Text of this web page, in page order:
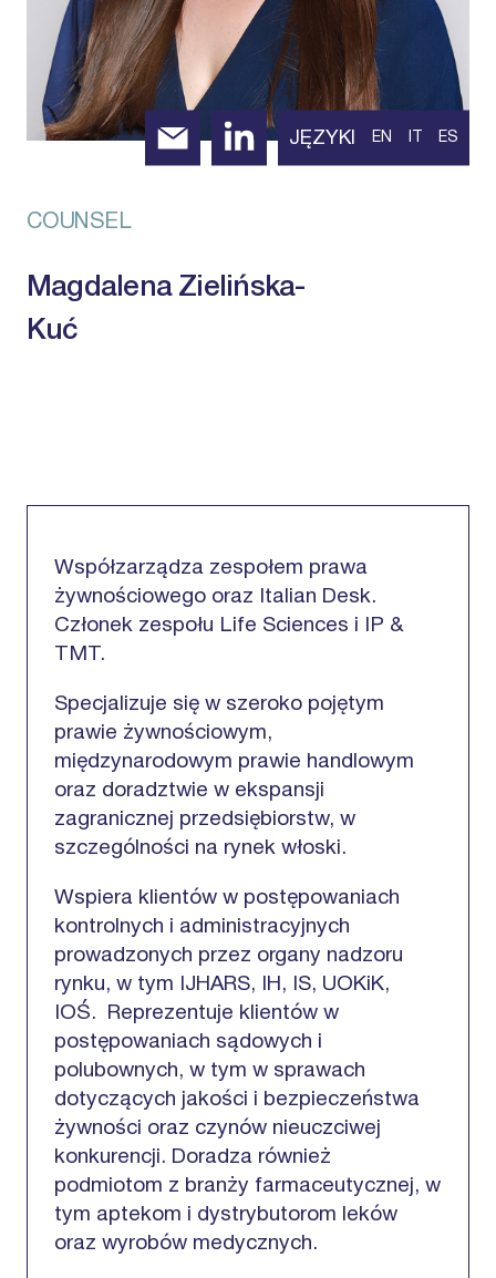
JĘZYKI EN ES
COUNSEL
Magdalena Zielińska-
Kuć
Współzarządza zespołem prawa
żywnościowego oraz Italian Desk.
Członek zespołu Life Sciences i IP &
TMT.
Specjalizuje się w szeroko pojętym
prawie żywnościowym,
międzynarodowym prawie handlowym
oraz doradztwie w ekspansji
zagranicznej przedsiębiorstw, w
szczególności na rynek włoski.
Wspiera klientów w postępowaniach
kontrolnych i administracyjnych
prowadzonych przez organy nadzoru
rynku, w tym IJHARS, IH, IS, UOKiK,
IOŚ. Reprezentuje klientów w
postępowaniach sądowych i
polubownych, w tym w sprawach
dotyczących jakości i bezpieczeństwa
żywności oraz czynów nieuczciwej
konkurencji. Doradza również
podmiotom z branży farmaceutycznej, w
tym aptekom i dystrybutorom leków
oraz wyrobów medycznych.